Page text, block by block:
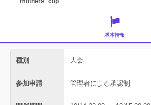
基本情報
種別 大会
参加申請 管理者による承認制